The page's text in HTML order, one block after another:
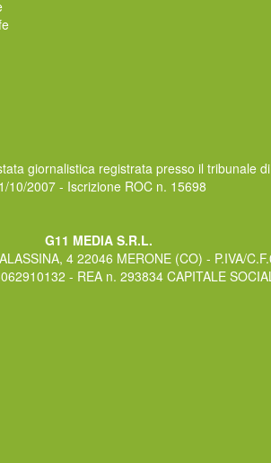
giornalistica registrata presso il tribunale
10/2007 - Iscrizione ROC n. 15698
G11 MEDIA S.R.L.
4 22046 MERONE (CO) - P.IVA/
- REA n. 293834 CAPITALE